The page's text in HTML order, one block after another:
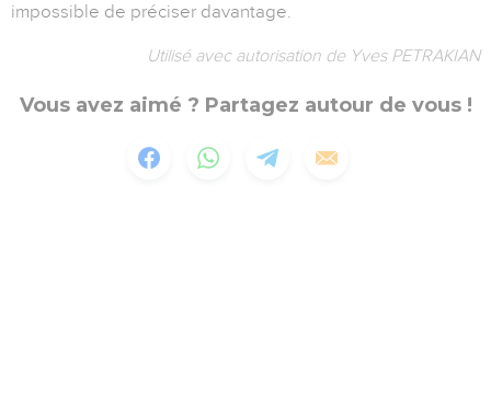
impossible de préciser davantage.
Utilisé avec autorisation de Yves PETRAKIAN
Vous avez aimé ? Partagez autour de vous !